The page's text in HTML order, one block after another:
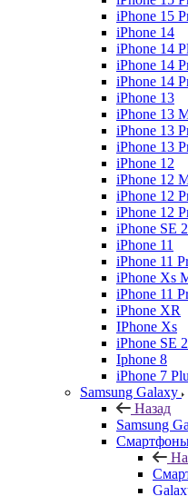
iPhone 15
iPhone 14
iPhone 14
iPhone 14
iPhone 14
iPhone 13
iPhone 13
iPhone 13
iPhone 13
iPhone 12
iPhone 12
iPhone 12
iPhone 12
iPhone SE
iPhone 11
iPhone 11
iPhone Xs
iPhone 11
iPhone XR
IPhone Xs
iPhone SE
Iphone 8
iPhone 7
Samsung Galaxy
Назад
Samsung